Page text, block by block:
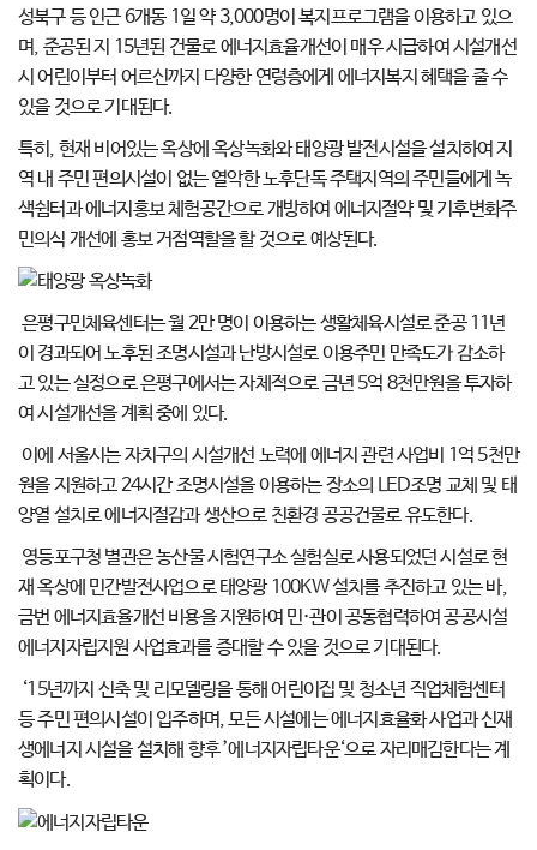
성북구 등 인근 6개동 1일 약 3,000명이 복지프로그램을 이용하고 있으
며, 준공된 지 15년된 건물로 에너지효율개선이 매우 시급하여 시설개선
시 어린이부터 어르신까지 다양한 연령층에게 에너지복지 혜택을 줄 수
있을 것으로 기대된다.
특히, 현재 비어있는 옥상에 옥상녹화와 태양광 발전시설을 설치하여 지
역 내 주민 편의시설이 없는 열악한 노후단독 주택지역의 주민들에게 녹
색쉼터과 에너지홍보 체험공간으로 개방하여 에너지절약 및 기후변화주
민의식 개선에 홍보 거점역할을 할 것으로 예상된다.
은평구민체육센터는 월 2만 명이 이용하는 생활체육시설로 준공 11년
이 경과되어 노후된 조명시설과 난방시설로 이용주민 만족도가 감소하
고 있는 실정으로 은평구에서는 자체적으로 금년 5억 8천만원을 투자하
여 시설개선을 계획 중에 있다.
이에 서울시는 자치구의 시설개선 노력에 에너지 관련 사업비 1억 5천만
원을 지원하고 24시간 조명시설을 이용하는 장소의 LED조명 교체 및 태
양열 설치로 에너지절감과 생산으로 친환경 공공건물로 유도한다.
영등포구청 별관은 농산물 시험연구소 실험실로 사용되었던 시설로 현
재 옥상에 민간발전사업으로 태양광 100KW 설치를 추진하고 있는 바,
금번 에너지효율개선 비용을 지원하여 민·관이 공동협력하여 공공시설
에너지자립지원 사업효과를 증대할 수 있을 것으로 기대된다.
‘15년까지 신축 및 리모델링을 통해 어린이집 및 청소년 직업체험센터
등 주민 편의시설이 입주하며, 모든 시설에는 에너지효율화 사업과 신재
생에너지 시설을 설치해 향후 ’에너지자립타운‘으로 자리매김한다는 계
획이다.